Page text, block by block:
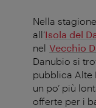
Nella
all’Isola del
nel Vecchio
Danubio si
pubblica Alte
un po’ più
offerte per i